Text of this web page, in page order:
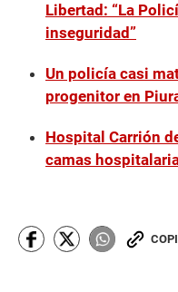
Libertad: “La
inseguridad”
Un policía casi
progenitor en
Hospital Carrión
camas